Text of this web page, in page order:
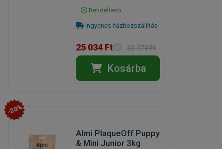
Rendelhető
Ingyenes házhozszállítás
25 034 Ft 33 379 Ft
Kosárba
-20%
Almi PlaqueOff Puppy
& Mini Junior 3kg